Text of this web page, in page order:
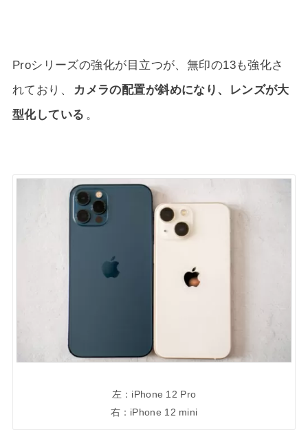
Proシリーズの強化が目立つが、無印の13も強化さ
れており、
カメラの配置が斜めになり、レンズが大
型化している 。
左：iPhone 12 Pro
右：iPhone 12 mini